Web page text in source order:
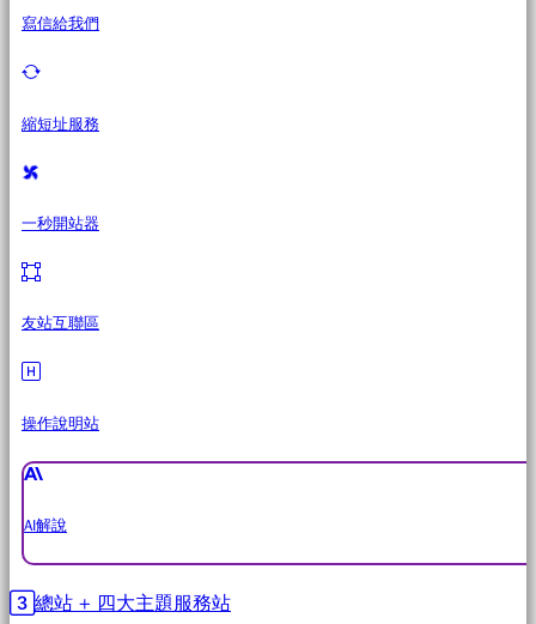
寫信給我們
縮短址服務
一秒開站器
友站互聯區
操作說明站
AI解說
總站 + 四大主題服務站